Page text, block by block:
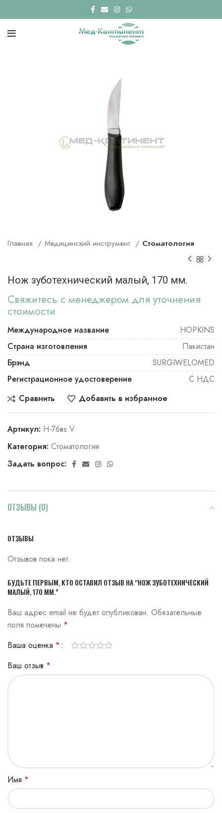
Главная Медицинский инструмент Стоматология
Нож зуботехнический малый, 170 мм.
Свяжитесь с менеджером для уточнения
стоимости
Международное название
HOPKINS
Страна изготовления
Пакистан
Брэнд
SURGIWELOMED
Регистрационное удостоверение
С НДС
Сравнить
Добавить в избранное
Артикул: Н-76вs.V
Категория: Стоматология
Задать вопрос:
ОТЗЫВЫ (0)
ОТЗЫВЫ
Отзывов пока нет.
БУДЬТЕ ПЕРВЫМ, КТО ОСТАВИЛ ОТЗЫВ НА “НОЖ ЗУБОТЕХНИЧЕСКИЙ
МАЛЫЙ, 170 ММ.”
Ваш адрес email не будет опубликован. Обязательные
поля помечены *
Ваша оценка *
Ваш отзыв *
Имя *